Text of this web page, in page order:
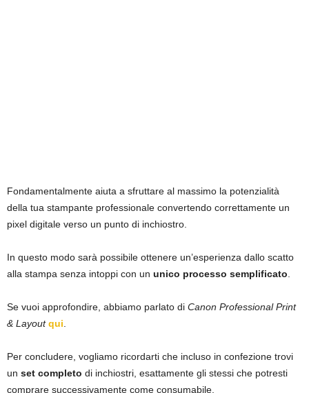
Fondamentalmente aiuta a sfruttare al massimo la potenzialità
della tua stampante professionale convertendo correttamente un
pixel digitale verso un punto di inchiostro.
In questo modo sarà possibile ottenere un’esperienza dallo scatto
alla stampa senza intoppi con un unico processo semplificato
Se vuoi approfondire, abbiamo parlato di Canon Professional Print
& Layout qui
Per concludere, vogliamo ricordarti che incluso in confezione trovi
un set completo di inchiostri, esattamente gli stessi che potresti
comprare successivamente come consumabile.